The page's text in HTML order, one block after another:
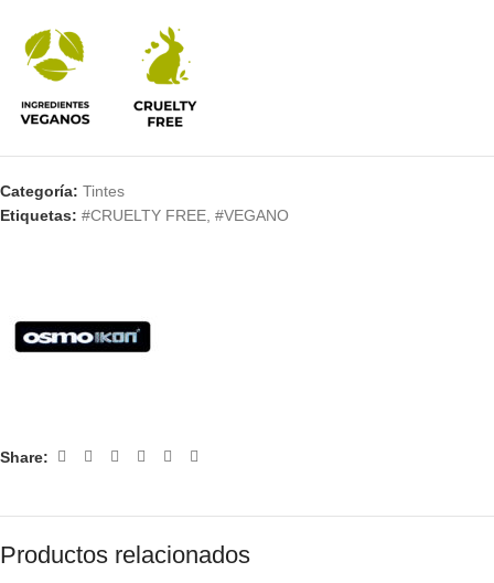
Categoría: Tintes
Etiquetas: #CRUELTY FREE #VEGANO
Share:
Productos relacionados